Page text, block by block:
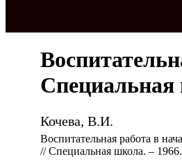
Специальная
Кочева, В.И.
Воспитательная работа в
// Специальная школа. –